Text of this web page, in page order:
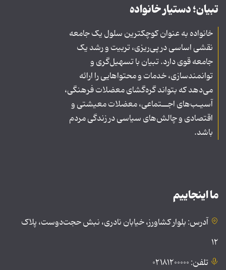
تبیان؛ دستیار خانواده
خانواده به عنوان کوچکترین سلول یک جامعه
نقشی اساسی در پی‌ریزی، تربیت و رشد یک
جامعه قوی دارد. تبیان با تسهیل‌گری و
توانمندسازی، خدمات و محتواهایی را ارائه
می‌دهد که بتواند گره‌گشای معضلات فرهنگی،
آسیـب‌های اجــتماعی، معضلات معیشتی و
اقتصادی و چالش‌های سیاسی در زندگی مردم
باشد.
ما اینجاییم
آدرس: بلوار کشاورز، خیابان نادری، نبش حجت‌دوست، پلاک
۱۲
تلفن: ۰۲۱۸۱۲۰۰۰۰۰